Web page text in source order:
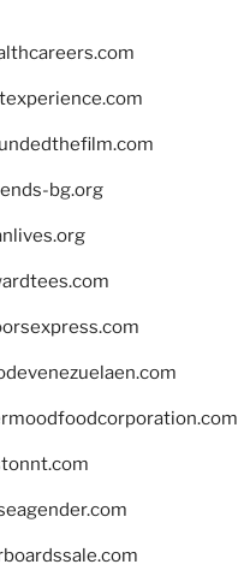
bg.org